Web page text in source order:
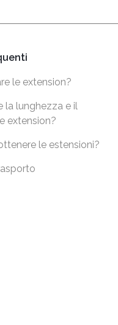
le extension?
la lunghezza e il
extension?
le estensioni?